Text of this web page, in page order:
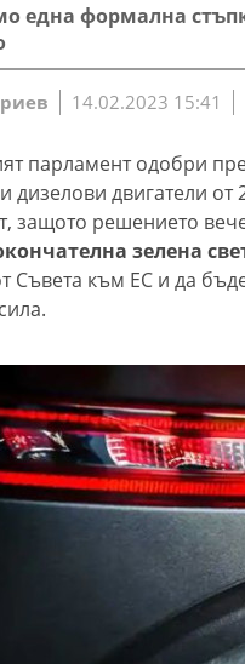
една формална
14.02.2023 15:41
парламент одобри
дизелови двигатели
защото решението
зелена
Съвета към ЕС и да